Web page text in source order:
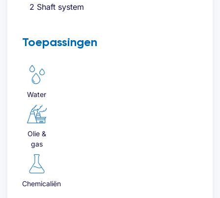
2 Shaft system
Toepassingen
Water
Olie &
gas
Chemicaliën